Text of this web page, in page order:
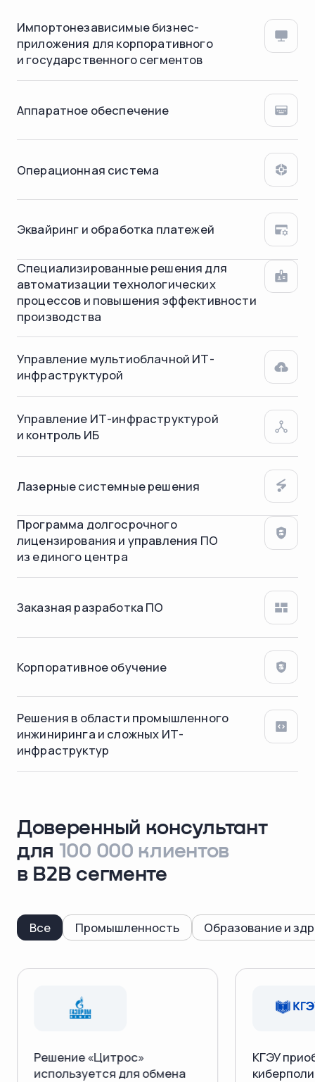
Импортонезависимые бизнес-
приложения для корпоративного
и государственного сегментов
Аппаратное обеспечение
Операционная система
Эквайринг и обработка платежей
Специализированные решения для
автоматизации технологических
процессов и повышения эффективности
производства
Управление мультиоблачной ИТ-
инфраструктурой
Управление ИТ-инфраструктурой
и контроль ИБ
Лазерные системные решения
Программа долгосрочного
лицензирования и управления ПО
из единого центра
Заказная разработка ПО
Корпоративное обучение
Решения в области промышленного
инжиниринга и сложных ИТ-
инфраструктур
Доверенный консультант
для 100 000 клиентов
в B2B сегменте
Все Промышленность Образование и
Решение «Цитрос»
используется для обмена
КГЭУ